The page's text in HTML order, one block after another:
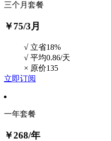
三个月套餐
￥75/3月
√ 立省18%
√ 平均0.86/天
× 原价135
立即订阅
一年套餐
￥268/年